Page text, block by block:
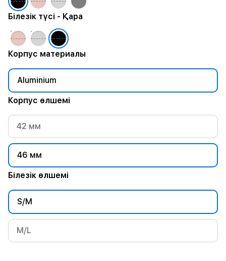
Корпус материалы
Aluminium
Корпус өлшемі
42 мм
46 мм
Білезік өлшемі
S/M
M/L
Білезік түсі - Қара